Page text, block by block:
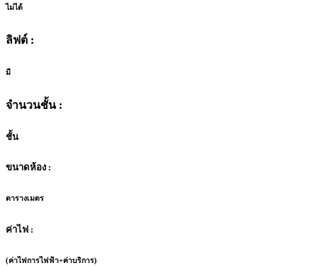
ไม่ได้
ลิฟต์ :
มี
จำนวนชั้น :
ชั้น
ขนาดห้อง :
ตารางเมตร
ค่าไฟ :
(ค่าไฟการไฟฟ้า+ค่าบริการ)